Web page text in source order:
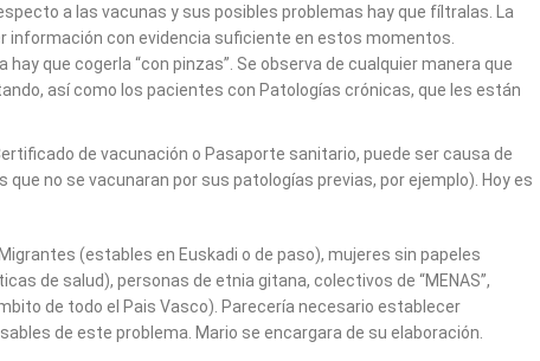
a las vacunas y sus posibles problemas hay que fíltralas. La
con evidencia suficiente en estos momentos.
que cogerla “con pinzas”. Se observa de cualquier manera que
así como los pacientes con Patologías crónicas, que les están
de vacunación o Pasaporte sanitario, puede ser causa de
no se vacunaran por sus patologías previas, por ejemplo). Hoy es
(estables en Euskadi o de paso), mujeres sin papeles
de salud), personas de etnia gitana, colectivos de “MENAS”,
de todo el Pais Vasco). Parecería necesario establecer
de este problema. Mario se encargara de su elaboración.